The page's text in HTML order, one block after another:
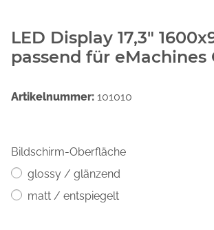
LED Display 17,3"
passend für eMachines
Artikelnummer: 101010
Bildschirm-Oberfläche
glossy / glänzend
matt / entspiegelt